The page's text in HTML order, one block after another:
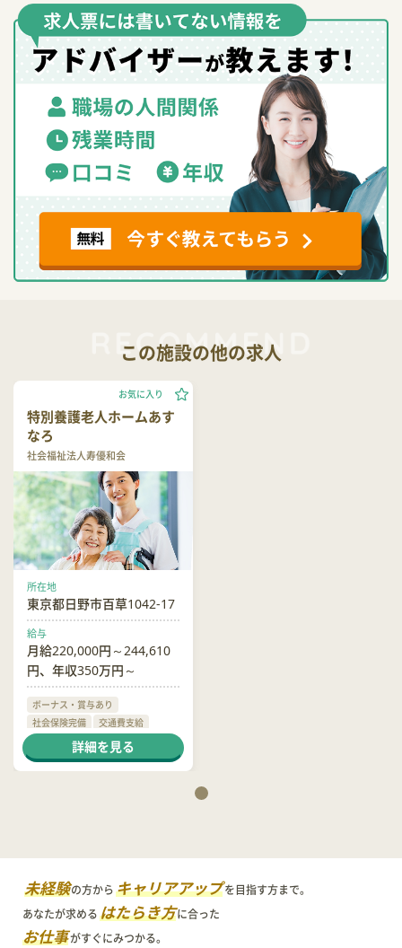
この施設の他の求人
特別養護老人ホームあす
なろ
社会福祉法人寿優和会
お気に入り
所在地
東京都日野市百草1042-17
給与
月給220,000円～244,610
円、年収350万円～
ボーナス・賞与あり
社会保険完備
交通費支給
退職金あり
制服貸与
詳細を見る
未経験の方からキャリアアップを目指す方まで。
あなたが求めるはたらき方に合った
お仕事がすぐにみつかる。